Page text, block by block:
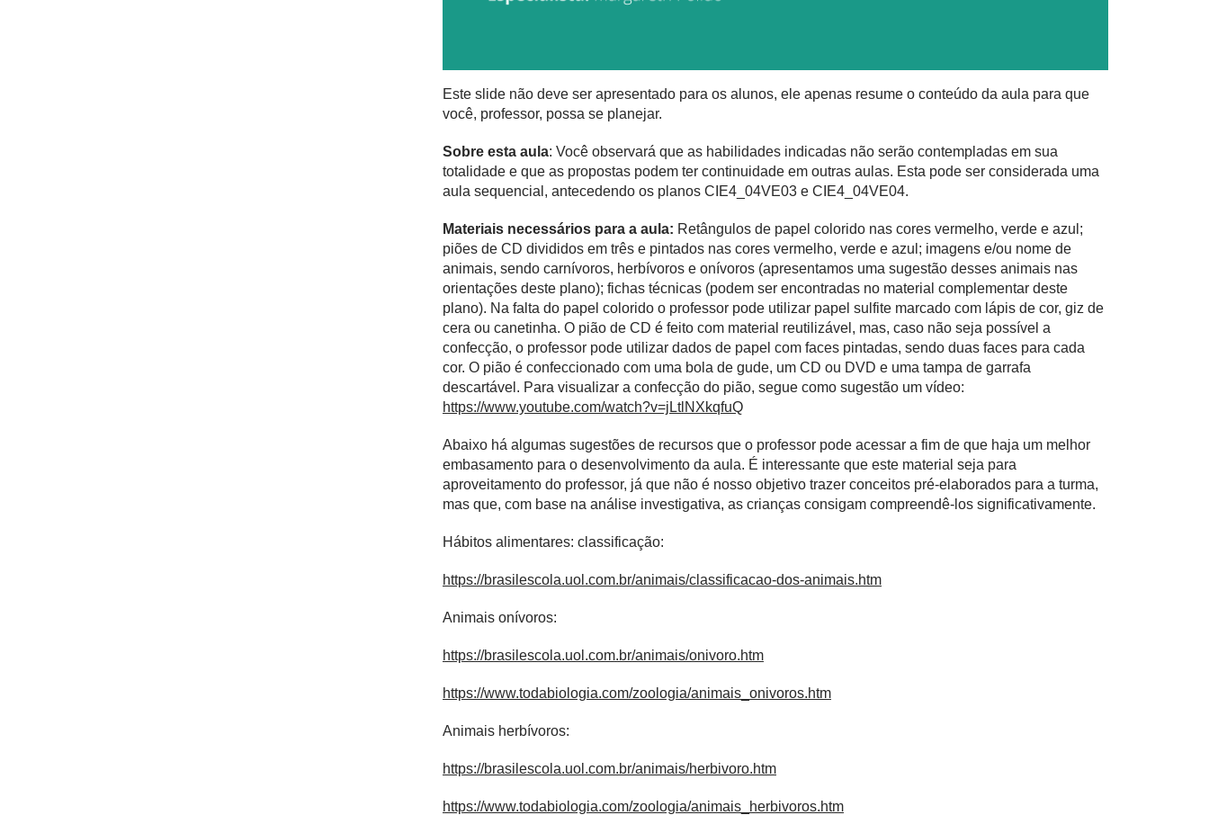
Este slide não deve ser apresentado para os alunos, ele apenas resume o conteúdo da aula para que
você, professor, possa se planejar.
Sobre esta aula: Você observará que as habilidades indicadas não serão contempladas em sua
totalidade e que as propostas podem ter continuidade em outras aulas. Esta pode ser considerada uma
aula sequencial, antecedendo os planos CIE4_04VE03 e CIE4_04VE04.
Materiais necessários para a aula: Retângulos de papel colorido nas cores vermelho, verde e azul;
piões de CD divididos em três e pintados nas cores vermelho, verde e azul; imagens e/ou nome de
animais, sendo carnívoros, herbívoros e onívoros (apresentamos uma sugestão desses animais nas
orientações deste plano); fichas técnicas (podem ser encontradas no material complementar deste
plano). Na falta do papel colorido o professor pode utilizar papel sulfite marcado com lápis de cor, giz de
cera ou canetinha. O pião de CD é feito com material reutilizável, mas, caso não seja possível a
confecção, o professor pode utilizar dados de papel com faces pintadas, sendo duas faces para cada
cor. O pião é confeccionado com uma bola de gude, um CD ou DVD e uma tampa de garrafa
descartável. Para visualizar a confecção do pião, segue como sugestão um vídeo:
https://www.youtube.com/watch?v=jLtlNXkqfuQ
Abaixo há algumas sugestões de recursos que o professor pode acessar a fim de que haja um melhor
embasamento para o desenvolvimento da aula. É interessante que este material seja para
aproveitamento do professor, já que não é nosso objetivo trazer conceitos pré-elaborados para a turma,
mas que, com base na análise investigativa, as crianças consigam compreendê-los significativamente.
Hábitos alimentares: classificação:
https://brasilescola.uol.com.br/animais/classificacao-dos-animais.htm
Animais onívoros:
https://brasilescola.uol.com.br/animais/onivoro.htm
https://www.todabiologia.com/zoologia/animais_onivoros.htm
Animais herbívoros:
https://brasilescola.uol.com.br/animais/herbivoro.htm
https://www.todabiologia.com/zoologia/animais_herbivoros.htm